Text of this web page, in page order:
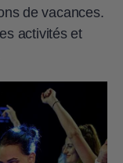
de vacances.
activités et